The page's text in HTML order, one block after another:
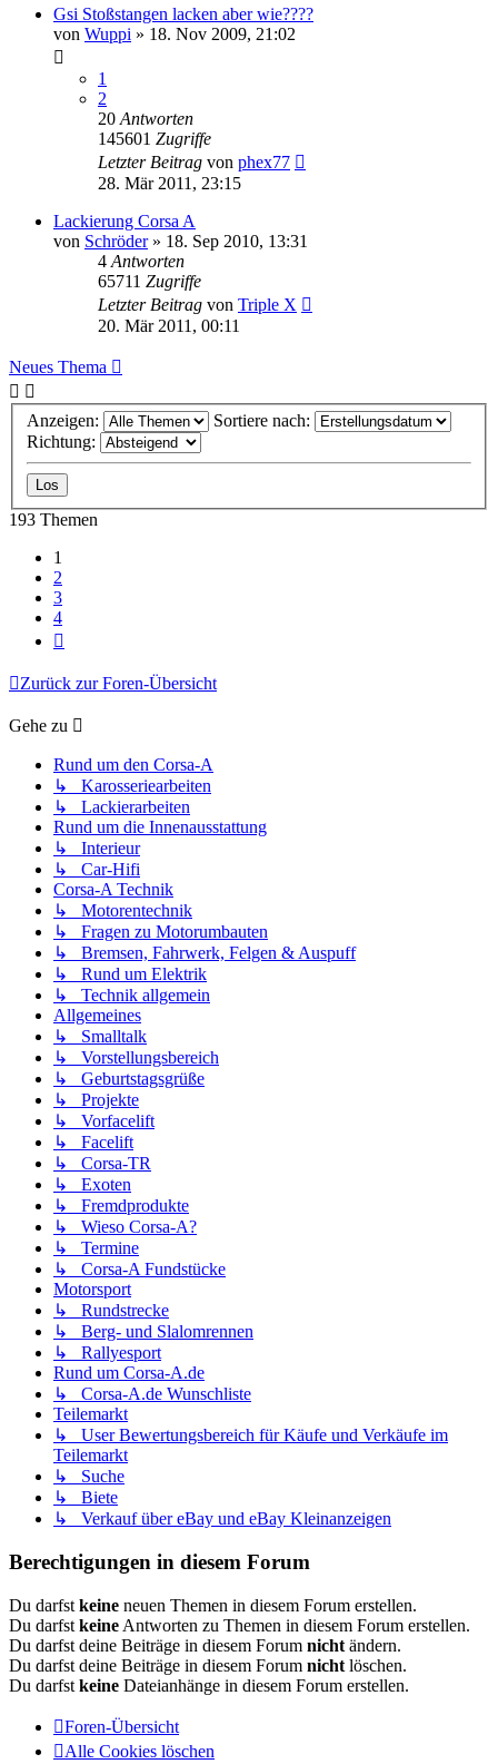
Gsi Stoßstangen lacken aber wie????
von Wuppi » 18. Nov 2009, 21:02
1
2
20 Antworten
145601 Zugriffe
Letzter Beitrag von phex77
28. Mär 2011, 23:15
Lackierung Corsa A
von Schröder» 18. Sep 2010, 13:31
4 Antworten
65711 Zugriffe
Letzter Beitrag von Triple X
20. Mär 2011, 00:11
Neues Thema
Anzeigen:
Sortiere nach:
Richtung:
193 Themen
1
2
3
4
Zurück zur Foren-Übersicht
Gehe zu
Rund um den Corsa-A
↳ Karosseriearbeiten
↳ Lackierarbeiten
Rund um die Innenausstattung
↳ Interieur
↳ Car-Hifi
Corsa-A Technik
↳ Motorentechnik
↳ Fragen zu Motorumbauten
↳ Bremsen, Fahrwerk, Felgen & Auspuff
↳ Rund um Elektrik
↳ Technik allgemein
Allgemeines
↳ Smalltalk
↳ Vorstellungsbereich
↳ Geburtstagsgrüße
↳ Projekte
↳ Vorfacelift
↳ Facelift
↳ Corsa-TR
↳ Exoten
↳ Fremdprodukte
↳ Wieso Corsa-A?
↳ Termine
↳ Corsa-A Fundstücke
Motorsport
↳ Rundstrecke
↳ Berg- und Slalomrennen
↳ Rallyesport
Rund um Corsa-A.de
↳ Corsa-A.de Wunschliste
Teilemarkt
↳ User Bewertungsbereich für Käufe und Verkäufe im
Teilemarkt
↳ Suche
↳ Biete
↳ Verkauf über eBay und eBay Kleinanzeigen
Berechtigungen in diesem Forum
Du darfst keine neuen Themen in diesem Forum erstellen.
Du darfst keine Antworten zu Themen in diesem Forum erstellen.
Du darfst deine Beiträge in diesem Forum nicht ändern.
Du darfst deine Beiträge in diesem Forum nicht löschen.
Du darfst keine Dateianhänge in diesem Forum erstellen.
Foren-Übersicht
Alle Cookies löschen